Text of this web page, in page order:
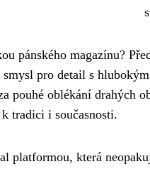
pánského magazínu?
pro detail s
pouhé oblékání
tradici i současnosti.
platformou, která